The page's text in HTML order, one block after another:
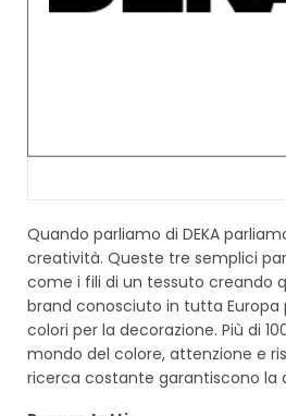
Quando parliamo di DEKA
creatività. Queste tre semplici
come i fili di un tessuto creando
brand conosciuto in tutta Europa
colori per la decorazione. Più di
mondo del colore, attenzione e
ricerca costante garantiscono la